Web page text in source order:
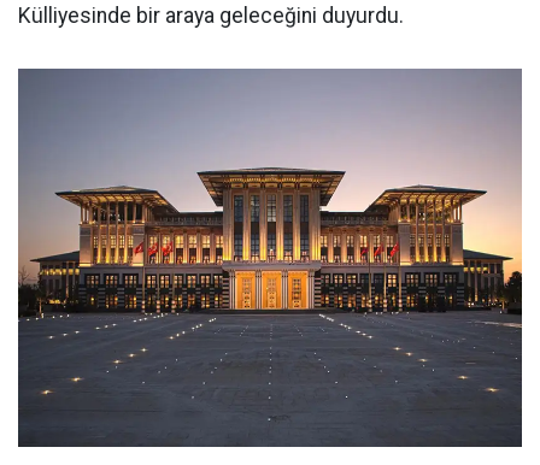
Külliyesinde bir araya geleceğini duyurdu.